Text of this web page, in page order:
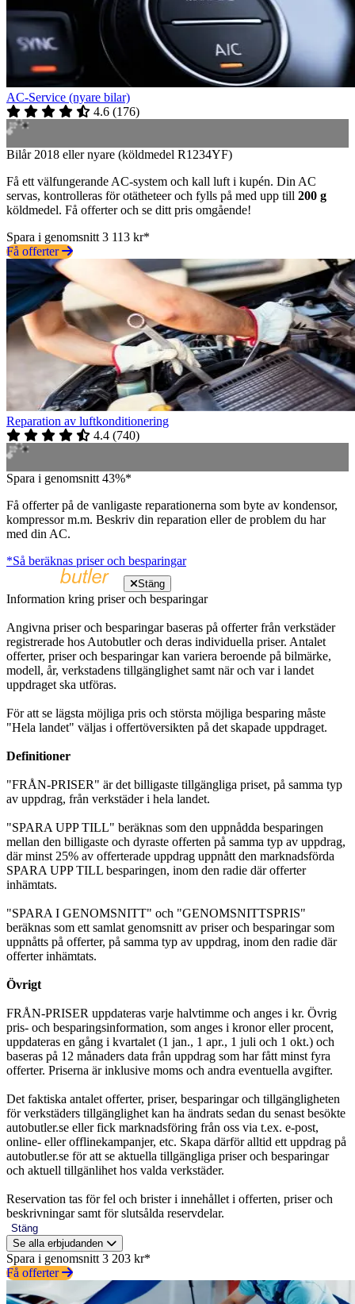
AC-Service (nyare bilar)
4.6 (176)
Bilår 2018 eller nyare (köldmedel R1234YF)
Få ett välfungerande AC-system och kall luft i kupén. Din AC
servas, kontrolleras för otätheteer och fylls på med upp till 200 g
köldmedel. Få offerter och se ditt pris omgående!
Spara i genomsnitt 3 113 kr*
Få offerter
Reparation av luftkonditionering
4.4 (740)
Spara i genomsnitt 43%*
Få offerter på de vanligaste reparationerna som byte av kondensor,
kompressor m.m. Beskriv din reparation eller de problem du har
med din AC.
*Så beräknas priser och besparingar
Stäng
Information kring priser och besparingar
Angivna priser och besparingar baseras på offerter från verkstäder
registrerade hos Autobutler och deras individuella priser. Antalet
offerter, priser och besparingar kan variera beroende på bilmärke,
modell, år, verkstadens tillgänglighet samt när och var i landet
uppdraget ska utföras.
För att se lägsta möjliga pris och största möjliga besparing måste
"Hela landet" väljas i offertöversikten på det skapade uppdraget.
Definitioner
"FRÅN-PRISER" är det billigaste tillgängliga priset, på samma typ
av uppdrag, från verkstäder i hela landet.
"SPARA UPP TILL" beräknas som den uppnådda besparingen
mellan den billigaste och dyraste offerten på samma typ av uppdrag,
där minst 25% av offerterade uppdrag uppnått den marknadsförda
SPARA UPP TILL besparingen, inom den radie där offerter
inhämtats.
"SPARA I GENOMSNITT" och "GENOMSNITTSPRIS"
beräknas som ett samlat genomsnitt av priser och besparingar som
uppnåtts på offerter, på samma typ av uppdrag, inom den radie där
offerter inhämtats.
Övrigt
FRÅN-PRISER uppdateras varje halvtimme och anges i kr. Övrig
pris- och besparingsinformation, som anges i kronor eller procent,
uppdateras en gång i kvartalet (1 jan., 1 apr., 1 juli och 1 okt.) och
baseras på 12 månaders data från uppdrag som har fått minst fyra
offerter. Priserna är inklusive moms och andra eventuella avgifter.
Det faktiska antalet offerter, priser, besparingar och tillgängligheten
för verkstäders tillgänglighet kan ha ändrats sedan du senast besökte
autobutler.se eller fick marknadsföring från oss via t.ex. e-post,
online- eller offlinekampanjer, etc. Skapa därför alltid ett uppdrag på
autobutler.se för att se aktuella tillgängliga priser och besparingar
och aktuell tillgänlihet hos valda verkstäder.
Reservation tas för fel och brister i innehållet i offerten, priser och
beskrivningar samt för slutsålda reservdelar.
Stäng
Se alla erbjudanden
Spara i genomsnitt 3 203 kr*
Få offerter